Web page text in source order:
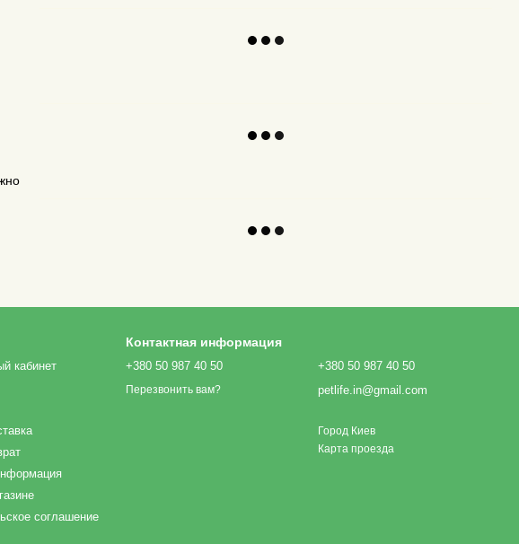
кабинет
соглашение
Контактная информация
+380 50 987 40 50
Перезвонить вам?
+380 50 987 40 50
petlife.in@gmail.com
Город Киев
Карта проезда